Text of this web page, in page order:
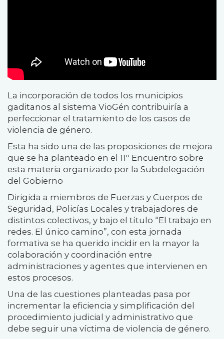
La incorporación de todos los municipios
gaditanos al sistema VioGén contribuiría a
perfeccionar el tratamiento de los casos de
violencia de género.
Esta ha sido una de las proposiciones de mejora
que se ha planteado en el 11º Encuentro sobre
esta materia organizado por la Subdelegación
del Gobierno
Dirigida a miembros de Fuerzas y Cuerpos de
Seguridad, Policías Locales y trabajadores de
distintos colectivos, y bajo el título “El trabajo en
redes. El único camino”, con esta jornada
formativa se ha querido incidir en la mayor la
colaboración y coordinación entre
administraciones y agentes que intervienen en
estos procesos.
Una de las cuestiones planteadas pasa por
incrementar la eficiencia y simplificación del
procedimiento judicial y administrativo que
debe seguir una víctima de violencia de género.